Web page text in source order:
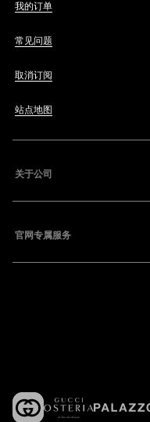
我的订单
常见问题
取消订阅
站点地图
关于公司
官网专属服务